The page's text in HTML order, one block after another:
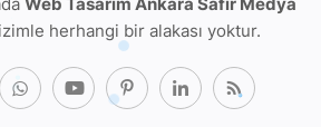
herhangi bir alakası yoktur.